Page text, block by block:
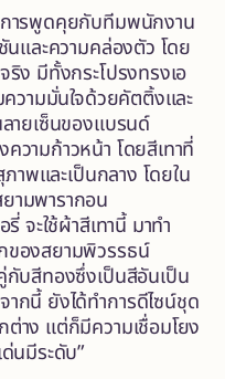
ารพูดคุยกับทีมพนักงาน
นและความคล่องตัว โดย
ริง มีทั้งกระโปรงทรงเอ
ความมั่นใจด้วยคัตติ้งและ
ายเซ็นของแบรนด์
วามก้าวหน้า โดยสีเทาที่
พและเป็นกลาง โดยใน
ามพารากอน
จะใช้ผ้าสีเทานี้ มาทำ
ของสยามพิวรรธน์
กับสีทองซึ่งเป็นสีอันเป็น
กนี้ ยังได้ทำการดีไซน์ชุด
าง แต่ก็มีความเชื่อมโยง
นมีระดับ”